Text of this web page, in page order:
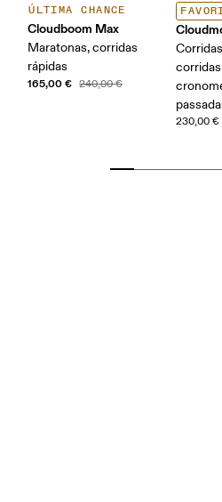
ÚLTIMA CHANCE
Cloudboom Max
Maratonas, corridas
rápidas
165,00 € 240,00 €
corridas
230,00 €